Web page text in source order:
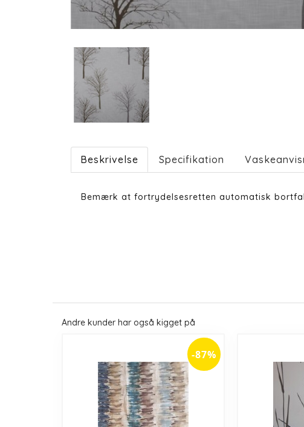
Beskrivelse Specifikation
Bemærk at fortrydelsesretten automatisk
Andre kunder har også kigget på
-87%